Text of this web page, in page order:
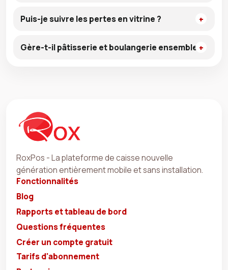
Puis-je suivre les pertes en vitrine ?
Gère-t-il pâtisserie et boulangerie ensemble ?
RoxPos - La plateforme de caisse nouvelle
génération entièrement mobile et sans installation.
Fonctionnalités
Blog
Rapports et tableau de bord
Questions fréquentes
Créer un compte gratuit
Tarifs d'abonnement